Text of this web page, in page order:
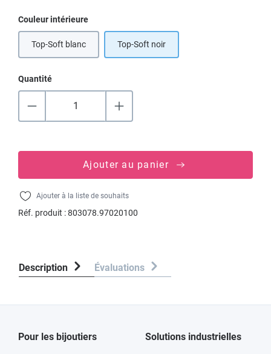
Sélectionnez
Couleur intérieure
Top-Soft blanc Top-Soft noir
Quantité
Ajouter au panier
Ajouter à la liste de souhaits
Réf. produit :803078.97020100
Description Évaluations
Pour les bijoutiers Solutions industrielles